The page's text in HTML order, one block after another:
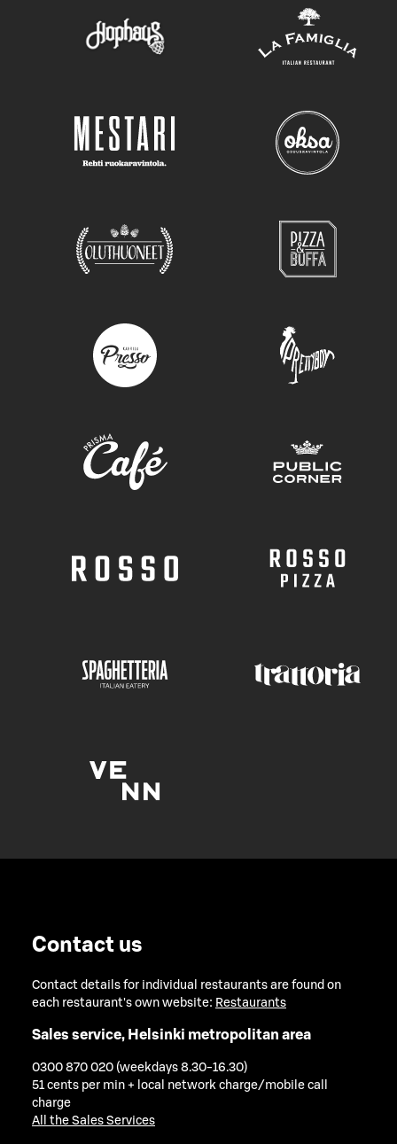
Contact us
Contact details for individual restaurants are found on
each restaurant's own website: Restaurants
Sales service, Helsinki metropolitan area
0300 870 020 (weekdays 8.30-16.30)
51 cents per min + local network charge/mobile call
charge
All the Sales Services